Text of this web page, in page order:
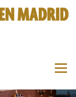
Menú